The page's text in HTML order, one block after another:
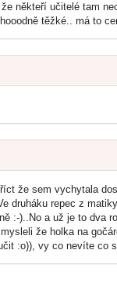
někteří učitelé tam
těžké.. má to
že sem vychytala
druháku repec z
:-)..No a už je to dva
že holka na
:o)), vy co nevíte co